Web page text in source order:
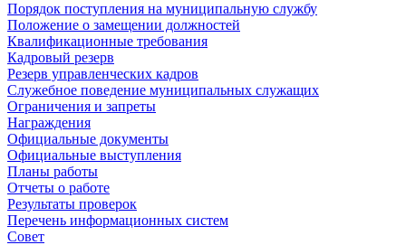
Порядок поступления на муниципальную службу
Положение о замещении должностей
Квалификационные требования
Кадровый резерв
Резерв управленческих кадров
Служебное поведение муниципальных служащих
Ограничения и запреты
Награждения
Официальные документы
Официальные выступления
Планы работы
Отчеты о работе
Результаты проверок
Перечень информационных систем
Совет